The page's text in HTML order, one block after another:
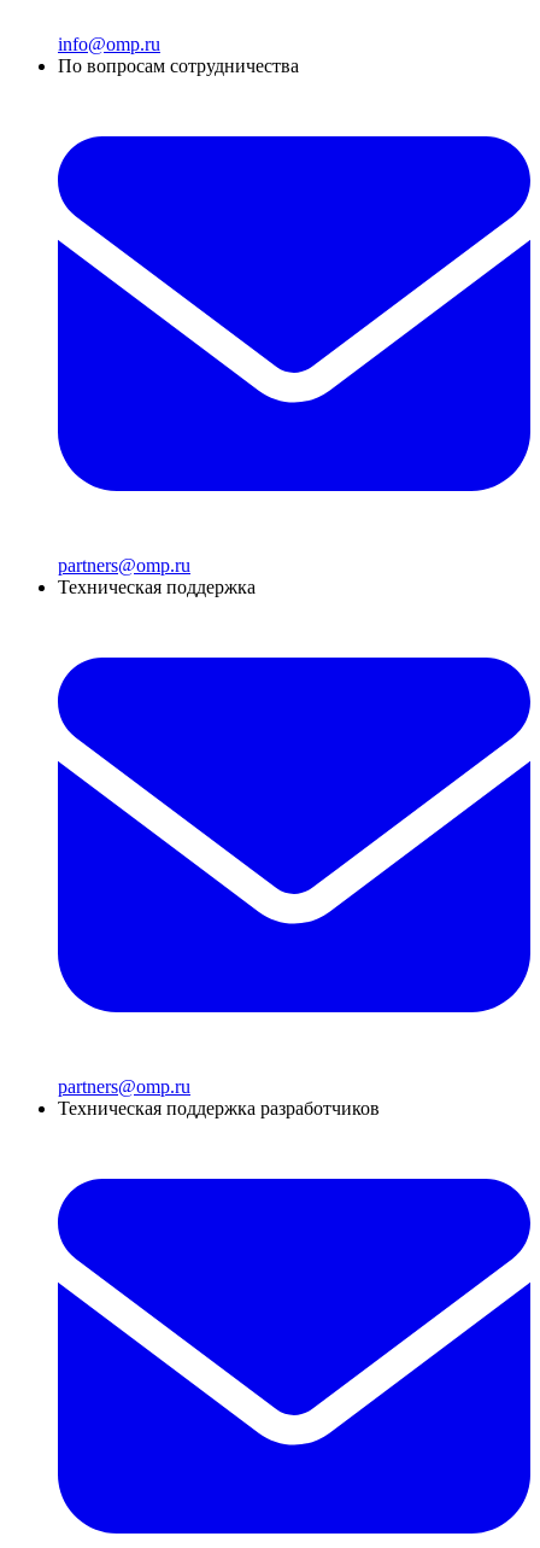
info@omp.ru
По вопросам сотрудничества
partners@omp.ru
Техническая поддержка
partners@omp.ru
Техническая поддержка разработчиков